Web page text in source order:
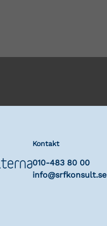
Kontakt
010-483 80 00
info@srfkonsult.se